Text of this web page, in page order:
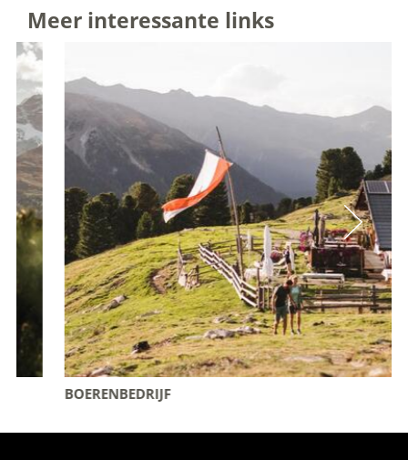
Meer interessante links
BOERENBEDRIJF